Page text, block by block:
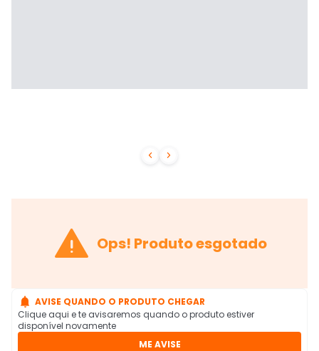
 
 Ops! Produto esgotado
 AVISE QUANDO O PRODUTO CHEGAR
Clique aqui e te avisaremos quando o produto estiver
disponível novamente
ME AVISE